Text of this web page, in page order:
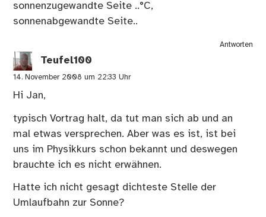
sonnenzugewandte Seite ..°C,
sonnenabgewandte Seite..
Antworten
Teufel100
14. November 2008 um 22:33 Uhr
Hi Jan,
typisch Vortrag halt, da tut man sich ab und an
mal etwas versprechen. Aber was es ist, ist bei
uns im Physikkurs schon bekannt und deswegen
brauchte ich es nicht erwähnen.
Hatte ich nicht gesagt dichteste Stelle der
Umlaufbahn zur Sonne?